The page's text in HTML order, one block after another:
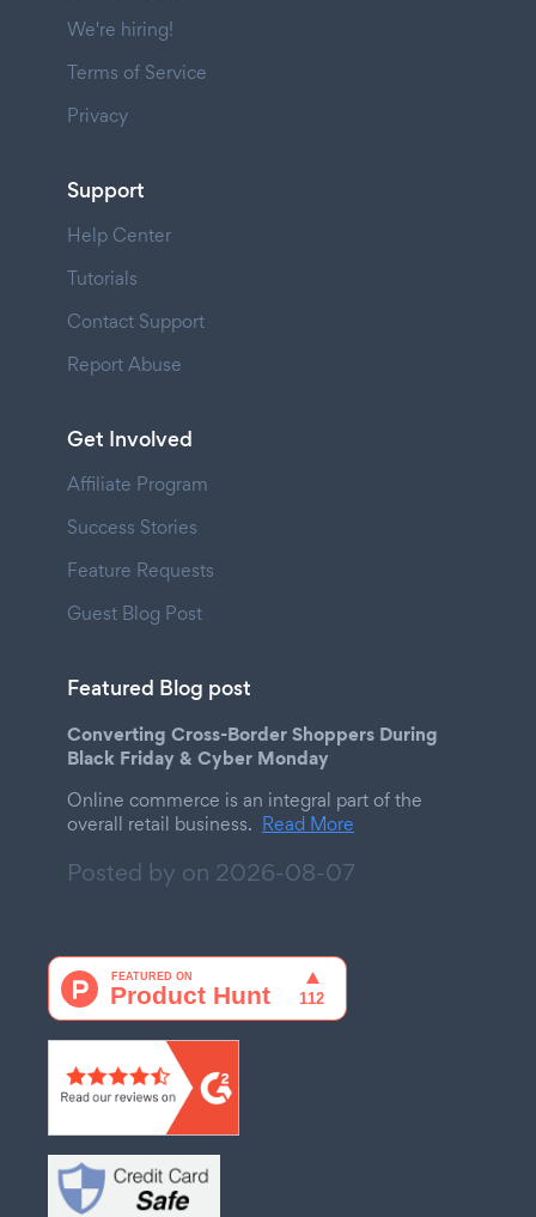
We're hiring!
Terms of Service
Privacy
Support
Help Center
Tutorials
Contact Support
Report Abuse
Get Involved
Affiliate Program
Success Stories
Feature Requests
Guest Blog Post
Featured Blog post
Converting Cross-Border Shoppers During
Black Friday & Cyber Monday
Online commerce is an integral part of the
overall retail business. Read More
Posted by on 2026-08-07